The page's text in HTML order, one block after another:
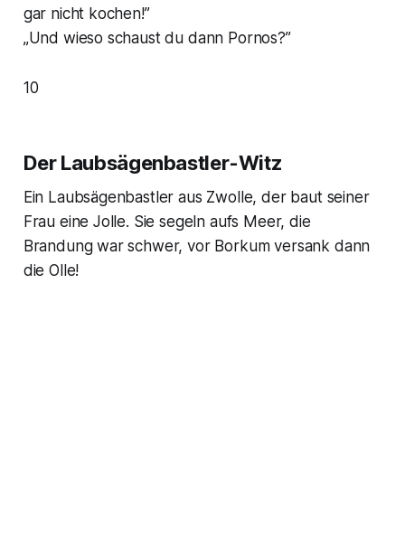
gar nicht kochen!”
„Und wieso schaust du dann Pornos?”
10
Der Laubsägenbastler-Witz
Ein Laubsägenbastler aus Zwolle, der baut seiner
Frau eine Jolle. Sie segeln aufs Meer, die
Brandung war schwer, vor Borkum versank dann
die Olle!